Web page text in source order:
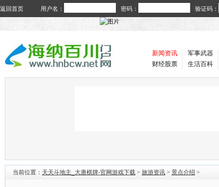
返回首页 用户名： 密码： 验证码：
新闻资讯
财经股票
军事武器
生活百科
当前位置： 天天斗地主_大唐棋牌-官网游戏下载 > 旅游资讯 > 景点介绍 >